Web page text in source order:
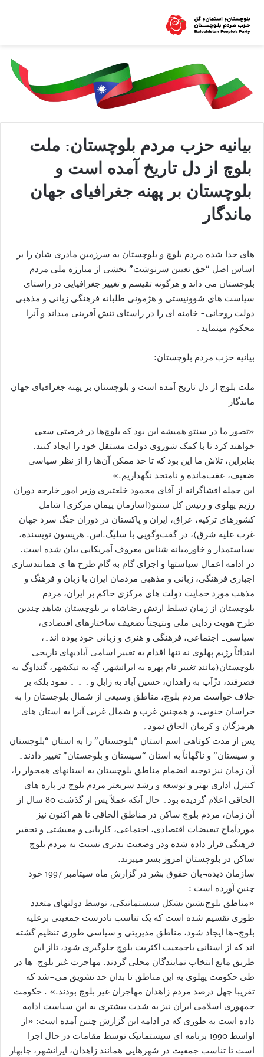
بیانیه حزب مردم بلوچستان: ملت
بلوچ از دل تاريخ آمده است و
بلوچستان بر پھنه جغرافياى جھان
ماندگار
های جدا شده مردم بلوچ و بلوچستان به سرزمين مادرى شان را بر
اساس اصل “حق تعیین سرنوشت” بخشی از مبارزه ملی مردم
بلوچستان می داند و هرگونه تقیسم و تغییر جغرافیايی در راستای
سیاست های شوونیستی و هژمونی طلبانه فرهنگی زبانی و مذهبی
دولت روحانی- خامنه ای را در راستای تنش آفرینی میداند و آنرا
محکوم مينمايد۔
بیانیه حزب مردم بلوچستان:
ملت بلوچ از دل تاريخ آمده است و بلوچستان بر پھنه جغرافياى جھان
ماندگار
«تصور ما در سنتو همیشه این بود که بلوچ‌ها در فرصتی سعی
خواهند کرد تا با کمک شوروی دولت مستقل خود را ایجاد کنند.
بنابراین، تلاش ما این بود که تا حد ممکن آن‌ها را از نظر سیاسی
ضعیف، عقب‌مانده و نامتحد نگهداریم.»
اين جمله افشاگرانه از آقای محمود خلعتبری وزير امور خارجه دوران
رژيم پهلوی و رئیس کل سنتو([سازمان پيمان مرکزی] شامل
کشورهای ترکيه، عراق، ايران و پاکستان در دوران جنگ سرد جھان
غرب عليه شرق)، در گفت‌وگویی با سلیگ.اس. هریسون نويسنده،
سياستمدار و خاورميانه شناس معروف آمريکايی بيان شده است.
در ادامه اعمال سياستها و اجرای گام به گام طرح ها ی همانندسازی
اجباری فرهنگی، زبانی و مذهبی مردمان ايران با زبان و فرهنگ و
مذهب مورد حمايت دولت های مرکزی حاکم بر ايران، مردم
بلوچستان از زمان تسلط ارتش رضاشاه بر بلوچستان شاهد چندين
طرح هويت زدايی ملی ونتيجتاً تضعيف ساختارهای اقتصادی،
سياسی_ اجتماعی، فرهنگی و هنرى و زبانی خود بوده اند۔،
ابتدائاً رژيم پهلوی نه تنها اقدام به تغيير اسامی آباديهای تاريخی
بلوچستان(مانند تغيير نام پهره به ايرانشهر، گِه به نيکشهر، گنداوگ به
قصرقند، دزّآپ به زاهدان، حسين آباد به زابل و۔ ۔ ۔ نمود بلکه بر
خلاف خواست مردم بلوچ، مناطق وسيعی از شمال بلوچستان را به
خراسان جنوبی، و همچنين غرب و شمال غربی آنرا به استان های
هرمزگان و کرمان الحاق نمود۔
پس از مدت کوتاهی اسم استان “بلوچستان” را به استان “بلوچستان
و سيستان” و ناگهاناً به استان “سيستان و بلوچستان” تغيير دادند۔
آن زمان نيز توجيه انضمام مناطق بلوچستان به استانهای همجوار را،
کنترل اداری بهتر و توسعه و رشد سريعتر مردم بلوچ در پاره های
الحاقی اعلام گرديده بود۔ حال آنکه عملاً پس از گذشت 80 سال از
آن زمان، مردم بلوچ ساکن در مناطق الحاقى تا ھم اکنون نيز
موردآماج تبعيضات اقتصادی، اجتماعی، کاریابی و معیشتی و تحقیر
فرهنگی قرار داده شده ودر وضعبت بدتری نسبت به مردم بلوچ
ساکن در بلوچستان امروز بسر ميبرند.
سازمان دیده¬بان حقوق بشر در گزارش ماه سپتامبر 1997 خود
چنين آورده است :
«مناطق بلوچ‌نشین بشکل سیستماتیکی، توسط دولتهای متعدد
طوری تقسیم شده است که یک تناسب نادرست جمعیتی برعلیه
بلوچ¬ها ایجاد شود، مناطق مدیریتی و سیاسی طوری تنظیم گشته
اند که از استانی باجمعيت اکثریت بلوچ جلوگیری شود، تااز اين
طريق مانع انتخاب نمایندگان محلی گردند. مهاجرت غیر بلوچ¬ها در
طی حکومت پهلوی به این مناطق تا بدان حد تشویق می¬شد که
تقریبا چهل درصد مردم زاهدان مهاجران غیر بلوچ بودند.» . حکومت
جمهوری اسلامی ایران نیز به شدت بيشتری به این سیاست ادامه
داده است به طوری که در ادامه اين گزارش چنين آمده است: «از
اواسط 1990 برنامه ای سیستماتیک توسط مقامات در حال اجرا
است تا تناسب جمعیت در شهرهايی همانند زاهدان، ایرانشهر، چابهار